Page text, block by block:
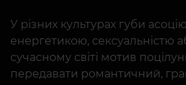
У різних культурах губи
енергетикою, сексуальністю
сучасному світі мотив
передавати романтичний,